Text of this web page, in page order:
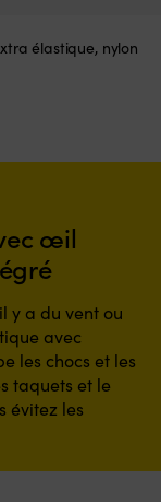
œil
y a du vent ou
avec
les chocs et les
taquets et le
évitez les
élastique, nylon